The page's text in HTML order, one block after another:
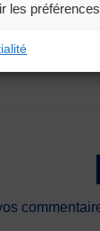
les préférences